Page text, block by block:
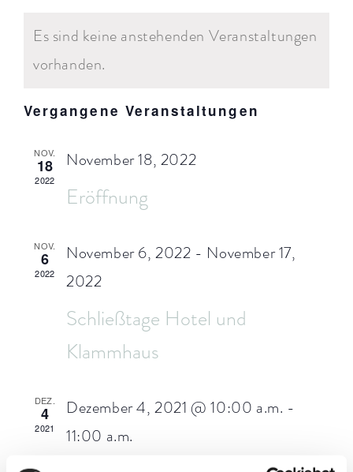
UND
VON
VERANSTALTUNGEN
Es sind keine anstehenden Veranstaltungen
vorhanden.
Vergangene Veranstaltungen
NOV.
18
2022
November 18, 2022
Eröffnung
NOV.
6
2022
November 6, 2022 - November 17,
2022
Schließtage Hotel und
Klammhaus
DEZ.
4
2021
Dezember 4, 2021 @ 10:00 a.m. -
11:00 a.m.